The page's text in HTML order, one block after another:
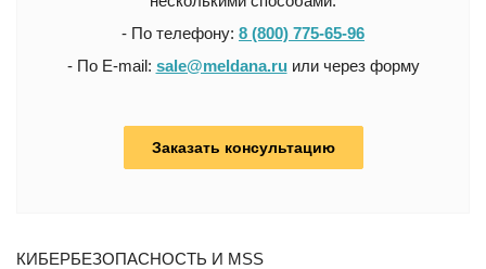
- По телефону: 8 (800) 775-65-96
- По E-mail: sale@meldana.ruили через форму
Заказать консультацию
КИБЕРБЕЗОПАСНОСТЬ И MSS